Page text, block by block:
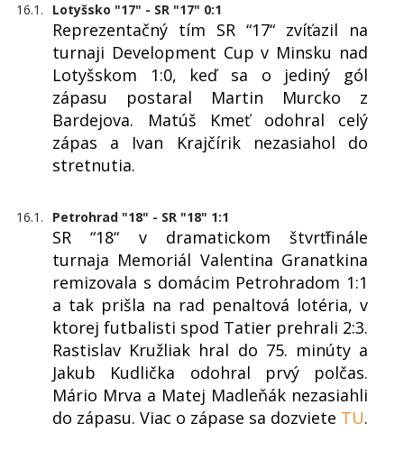
16.1. Lotyšsko "17" - SR "17" 0:1
Reprezentačný tím SR “17“ zvíťazil na
turnaji Development Cup v Minsku nad
Lotyšskom 1:0, keď sa o jediný gól
zápasu postaral Martin Murcko z
Bardejova. Matúš Kmeť odohral celý
zápas a Ivan Krajčírik nezasiahol do
stretnutia.
16.1. Petrohrad "18" - SR "18" 1:1
SR “18“ v dramatickom štvrťfinále
turnaja Memoriál Valentina Granatkina
remizovala s domácim Petrohradom 1:1
a tak prišla na rad penaltová lotéria, v
ktorej futbalisti spod Tatier prehrali 2:3.
Rastislav Kružliak hral do 75. minúty a
Jakub Kudlička odohral prvý polčas.
Mário Mrva a Matej Madleňák nezasiahli
do zápasu. Viac o zápase sa dozviete TU.